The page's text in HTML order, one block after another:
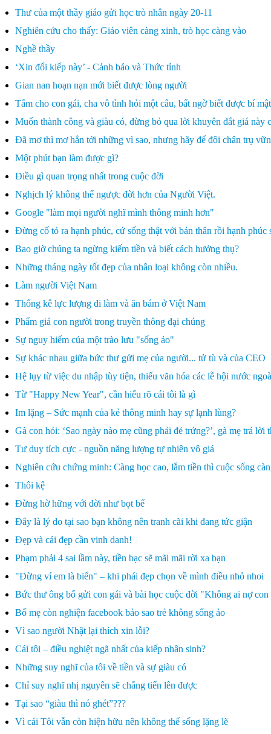
Thư của một thầy giáo gửi học trò nhân ngày 20-11
Nghiên cứu cho thấy: Giáo viên càng xinh, trò học càng vào
Nghề thầy
‘Xin đổi kiếp này’ - Cảnh báo và Thức tỉnh
Gian nan hoạn nạn mới biết được lòng người
Tắm cho con gái, cha vô tình hỏi một câu, bất ngờ biết được bí
Muốn thành công và giàu có, đừng bỏ qua lời khuyên đắt giá này
Đã mơ thì mơ hẳn tới những vì sao, nhưng hãy để đôi chân trụ
Một phút bạn làm được gì?
Điều gì quan trọng nhất trong cuộc đời
Nghịch lý không thể ngược đời hơn của Người Việt.
Google "làm mọi người nghĩ mình thông minh hơn"
Đừng cố tỏ ra hạnh phúc, cứ sống thật với bản thân rồi hạnh phúc
Bao giờ chúng ta ngừng kiếm tiền và biết cách hưởng thụ?
Những tháng ngày tốt đẹp của nhân loại không còn nhiều.
Làm người Việt Nam
Thống kê lực lượng đi làm và ăn bám ở Việt Nam
Phẩm giá con người trong truyền thông đại chúng
Sự nguy hiểm của một trào lưu "sống ảo"
Sự khác nhau giữa bức thư gửi mẹ của người... tử tù và của CEO
Hệ lụy từ việc du nhập tùy tiện, thiếu văn hóa các lễ hội nước
Từ "Happy New Year", cần hiểu rõ cái tôi là gì
Im lặng – Sức mạnh của kẻ thông minh hay sự lạnh lùng?
Gà con hỏi: ‘Sao ngày nào mẹ cũng phải đẻ trứng?’, gà mẹ trả
Tư duy tích cực - nguồn năng lượng tự nhiên vô giá
Nghiên cứu chứng minh: Càng học cao, lắm tiền thì cuộc sống
Thôi kệ
Đừng hờ hững với đời như bọt bể
Đây là lý do tại sao bạn không nên tranh cãi khi đang tức giận
Đẹp và cái đẹp cần vinh danh!
Phạm phải 4 sai lầm này, tiền bạc sẽ mãi mãi rời xa bạn
"Đừng ví em là biển" – khi phái đẹp chọn về mình điều nhỏ nhoi
Bức thư ông bố gửi con gái và bài học cuộc đời "Không ai nợ
Bố mẹ còn nghiện facebook bảo sao trẻ không sống ảo
Vì sao người Nhật lại thích xin lỗi?
Cái tôi – điều nghiệt ngã nhất của kiếp nhân sinh?
Những suy nghĩ của tôi về tiền và sự giàu có
Chỉ suy nghĩ nhị nguyên sẽ chẳng tiến lên được
Tại sao “giàu thì nó ghét”???
Vì cái Tôi vẫn còn hiện hữu nên không thể sống lặng lẽ